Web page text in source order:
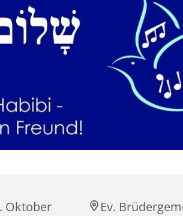
Oktober
Ev.